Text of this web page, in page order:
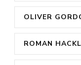
OLIVER
ROMAN HACKL